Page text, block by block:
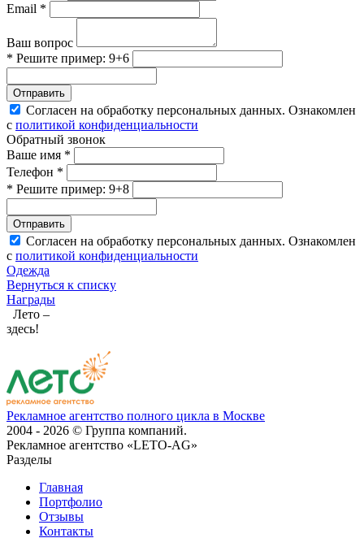
Email *
Ваш вопрос
* Решите пример: 9+6
Отправить
Согласен на обработку персональных данных. Ознакомлен
с политикой конфиденциальности
Обратный звонок
Ваше имя *
Телефон *
* Решите пример: 9+8
Отправить
Согласен на обработку персональных данных. Ознакомлен
с политикой конфиденциальности
Одежда
Вернуться к списку
Награды
Лето –
здесь!
Рекламное агентство полного цикла в Москве
2004 - 2026 © Группа компаний.
Рекламное агентство «LETO-AG»
Разделы
Главная
Портфолио
Отзывы
Контакты